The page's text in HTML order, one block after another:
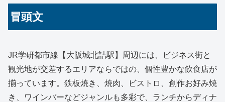
冒頭文
JR学研都市線【大阪城北詰駅】周辺には、ビジネス街と
観光地が交差するエリアならではの、個性豊かな飲食店が
揃っています。鉄板焼き、焼肉、ビストロ、創作お好み焼
き、ワインバーなどジャンルも多彩で、ランチからディナ